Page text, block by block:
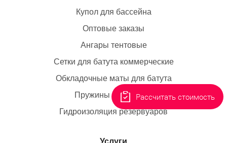
Купол для бассейна
Оптовые заказы
Ангары тентовые
Сетки для батута коммерческие
Обкладочные маты для батута
Пружины для батута
Гидроизоляция резервуаров
Услуги
Рассчитать стоимость